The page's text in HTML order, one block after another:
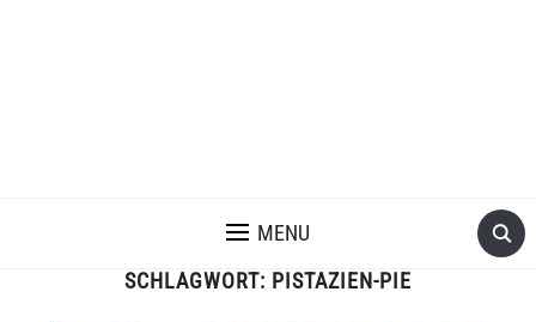
MENU
SCHLAGWORT: PISTAZIEN-PIE